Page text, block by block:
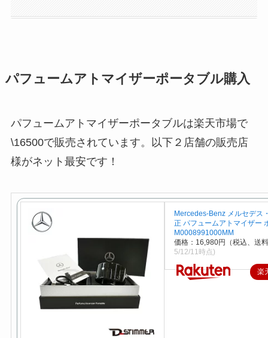
パフュームアトマイザーポータブル購入
パフュームアトマイザーポータブルは楽天市場で
\16500で販売されています。以下２店舗の販売店
様がネット最安です！
Mercedes-Benz メルセデス
正 パフュームアトマイザー
M0008991000MM
価格：16,980円（税込、送
5/12/11時点)
楽